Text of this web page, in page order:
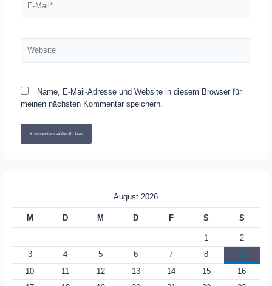
Mail*
Name, E-Mail-Adresse und Website in diesem Browser für
meinen nächsten Kommentar speichern.
August 2026
M D M D F S S
1
2
3
4 5 6 7 8
9
10
11 12 13 14 15
16